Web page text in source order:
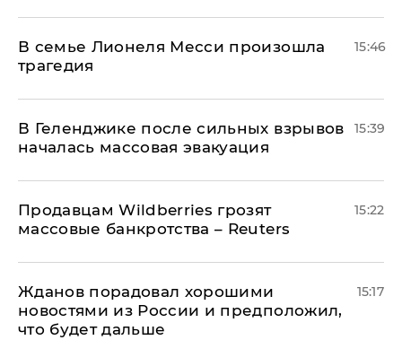
В семье Лионеля Месси произошла
трагедия
15:46
В Геленджике после сильных взрывов
началась массовая эвакуация
15:39
Продавцам Wildberries грозят
массовые банкротства – Reuters
15:22
Жданов порадовал хорошими
новостями из России и предположил,
что будет дальше
15:17